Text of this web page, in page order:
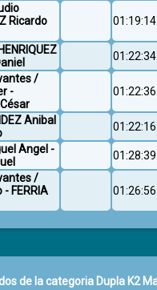
Ricardo
/
-
Anibal
Angel -
/
- FERRIA
de la categoria Dupla K2